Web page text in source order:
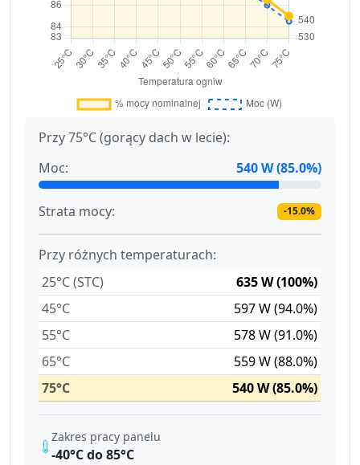
Przy 75°C (gorący dach w lecie):
Moc:
540 W (85.0%)
Strata mocy: -15.0%
Przy różnych temperaturach:
25°C (STC)
635 W (100%)
45°C
597 W (94.0%)
55°C
578 W (91.0%)
65°C
559 W (88.0%)
75°C
540 W (85.0%)
Zakres pracy panelu
-40°C do 85°C